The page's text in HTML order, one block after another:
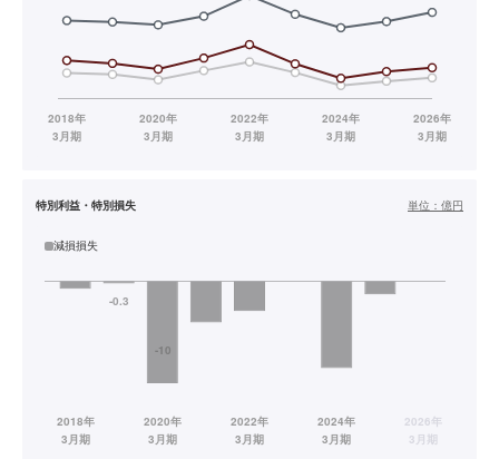
特別利益・特別損失 単位： 億円
減損損失